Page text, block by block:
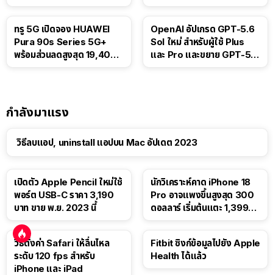
ทรู 5G เปิดจอง HUAWEI
Pura 90s Series 5G+
พร้อมส่วนลดสูงสุด 19,400
OpenAI อัปเกรด GPT-5.6
Sol ใหม่ สำหรับผู้ใช้ Plus
และ Pro และขยาย GPT-5.6
กำลังมาแรง
วิธีลบแอป, uninstall แอปบน Mac อัปเดต 2023
เปิดตัว Apple Pencil ใหม่ใช้
พอร์ต USB-C ราคา 3,190
บาท ขาย พ.ย. 2023 นี้
นักวิเคราะห์คาด iPhone 18
Pro อาจแพงขึ้นสูงสุด 300
ดอลลาร์ เริ่มต้นแตะ 1,399
วิธีตั้งค่า Safari ให้ลื่นไหล
ระดับ 120 fps สำหรับ
iPhone และ iPad
Fitbit ซิงก์ข้อมูลไปยัง Apple
Health ได้แล้ว